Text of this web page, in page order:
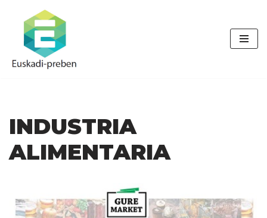
Saltar
contenido
INDUSTRIA
ALIMENTARIA